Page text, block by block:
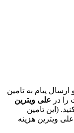
پیام به تامین
را در علی ویترین
(این تامین
ویترین هزینه